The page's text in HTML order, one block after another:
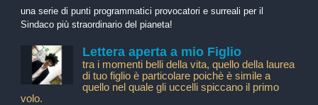
una serie di punti programmatici provocatori e surreali per il
Sindaco più straordinario del pianeta!
Lettera aperta a mio Figlio
tra i momenti belli della vita, quello della laurea
di tuo figlio è particolare poichè è simile a
quello nel quale gli uccelli spiccano il primo
volo.